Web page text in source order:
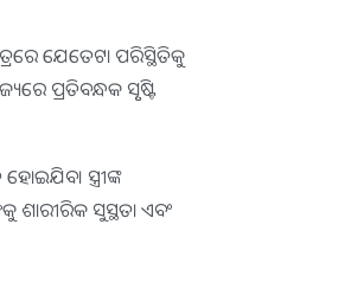
ଯେତେଟା ପରିସ୍ଥିତିକୁ
ପ୍ରତିବନ୍ଧକ ସୃୃଷ୍ଟି
ସ୍ତ୍ରୀଙ୍କ
ଶାରୀରିକ ସୁସ୍ଥତା ଏବଂ